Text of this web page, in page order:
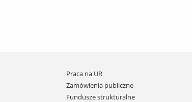
Praca na UR
Zamówienia publiczne
Fundusze strukturalne